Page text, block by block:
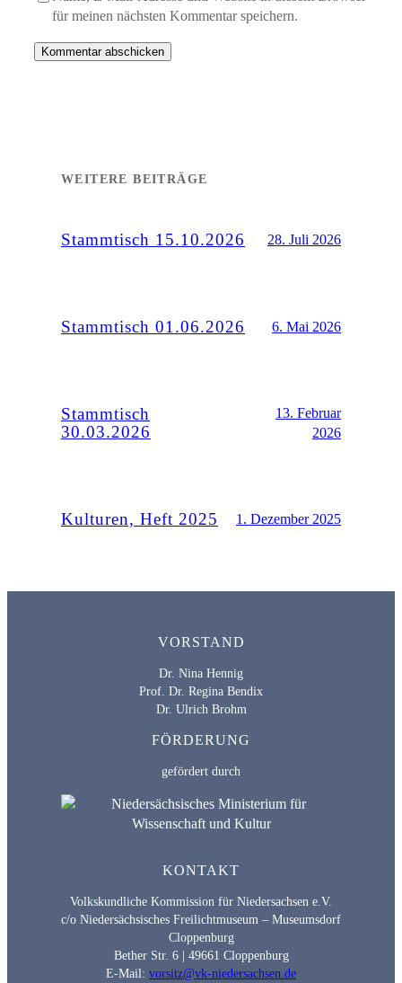
für meinen nächsten Kommentar speichern.
WEITERE BEITRÄGE
Stammtisch 15.10.2026 28. Juli 2026
Stammtisch 01.06.2026 6. Mai 2026
Stammtisch
30.03.2026
13. Februar
2026
Kulturen, Heft 2025 1. Dezember 2025
VORSTAND
Dr. Nina Hennig
Prof. Dr. Regina Bendix
Dr. Ulrich Brohm
FÖRDERUNG
gefördert durch
KONTAKT
Volkskundliche Kommission für Niedersachsen e.V.
c/o Niedersächsisches Freilichtmuseum – Museumsdorf
Cloppenburg
Bether Str. 6 | 49661 Cloppenburg
E-Mail: vorsitz@vk-niedersachsen.de